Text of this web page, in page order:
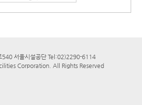
540 서울시설공단 Tel:02)2290-6114
Corporation. All Rights Reserved